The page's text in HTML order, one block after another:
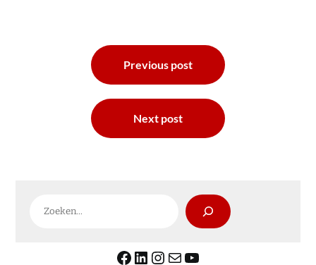
Previous post
Next post
Facebook
LinkedIn
Instagram
E-mailYouTube